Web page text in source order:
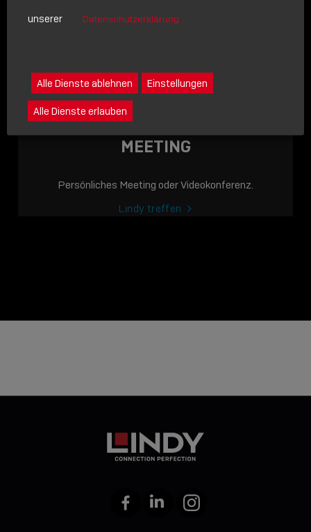
LINDY ACADEMY
JETZT ONLINE
VERFÜGBAR: DIE
LINDY ACADEMY –
WISSEN, DAS
Schreiben Sie lieber? Dann schicken Sie uns gerne eine
MEETING
Persönliches Meeting oder Videokonferenz.
Lindy treffen
FacebookLinkedIn Instagram
unserer
Datenschutzerklärung
Alle Dienste ablehnen Einstellungen
Alle Dienste erlauben